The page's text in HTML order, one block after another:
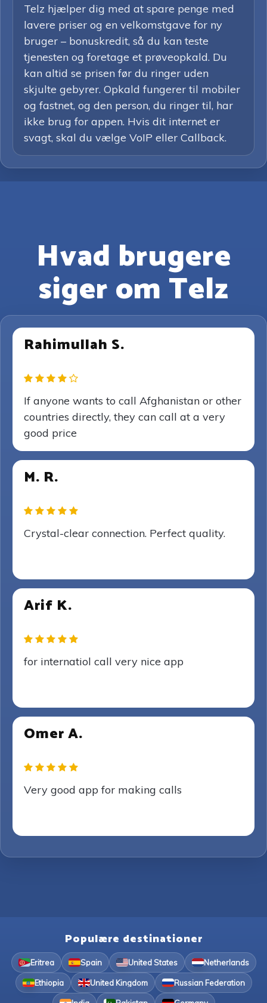
Telz hjælper dig med at spare penge med
lavere priser og en velkomstgave for ny
bruger – bonuskredit, så du kan teste
tjenesten og foretage et prøveopkald. Du
kan altid se prisen før du ringer uden
skjulte gebyrer. Opkald fungerer til mobiler
og fastnet, og den person, du ringer til, har
ikke brug for appen. Hvis dit internet er
svagt, skal du vælge VoIP eller Callback.
Hvad brugere
siger om Telz
Rahimullah S.
If anyone wants to call Afghanistan or other
countries directly, they can call at a very
good price
M. R.
Crystal-clear connection. Perfect quality.
Arif K.
for internatiol call very nice app
Omer A.
Very good app for making calls
Populære destinationer
Eritrea Spain United States Netherlands
Ethiopia United Kingdom Russian Federation